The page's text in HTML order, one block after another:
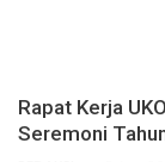
Rapat Kerja
Seremoni